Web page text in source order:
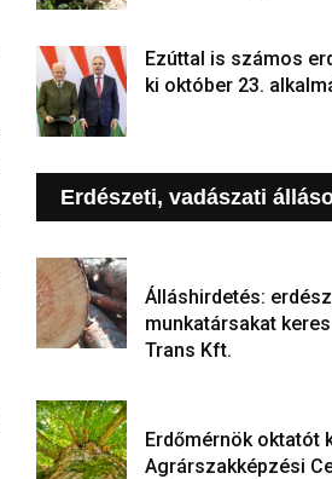
Ezúttal is számos
ki október 23.
Erdészeti, vadászati
Álláshirdetés: erdész
munkatársakat
Trans Kft.
Erdőmérnök oktatót
Agrárszakképzési